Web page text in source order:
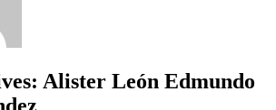
Alister León Edmundo